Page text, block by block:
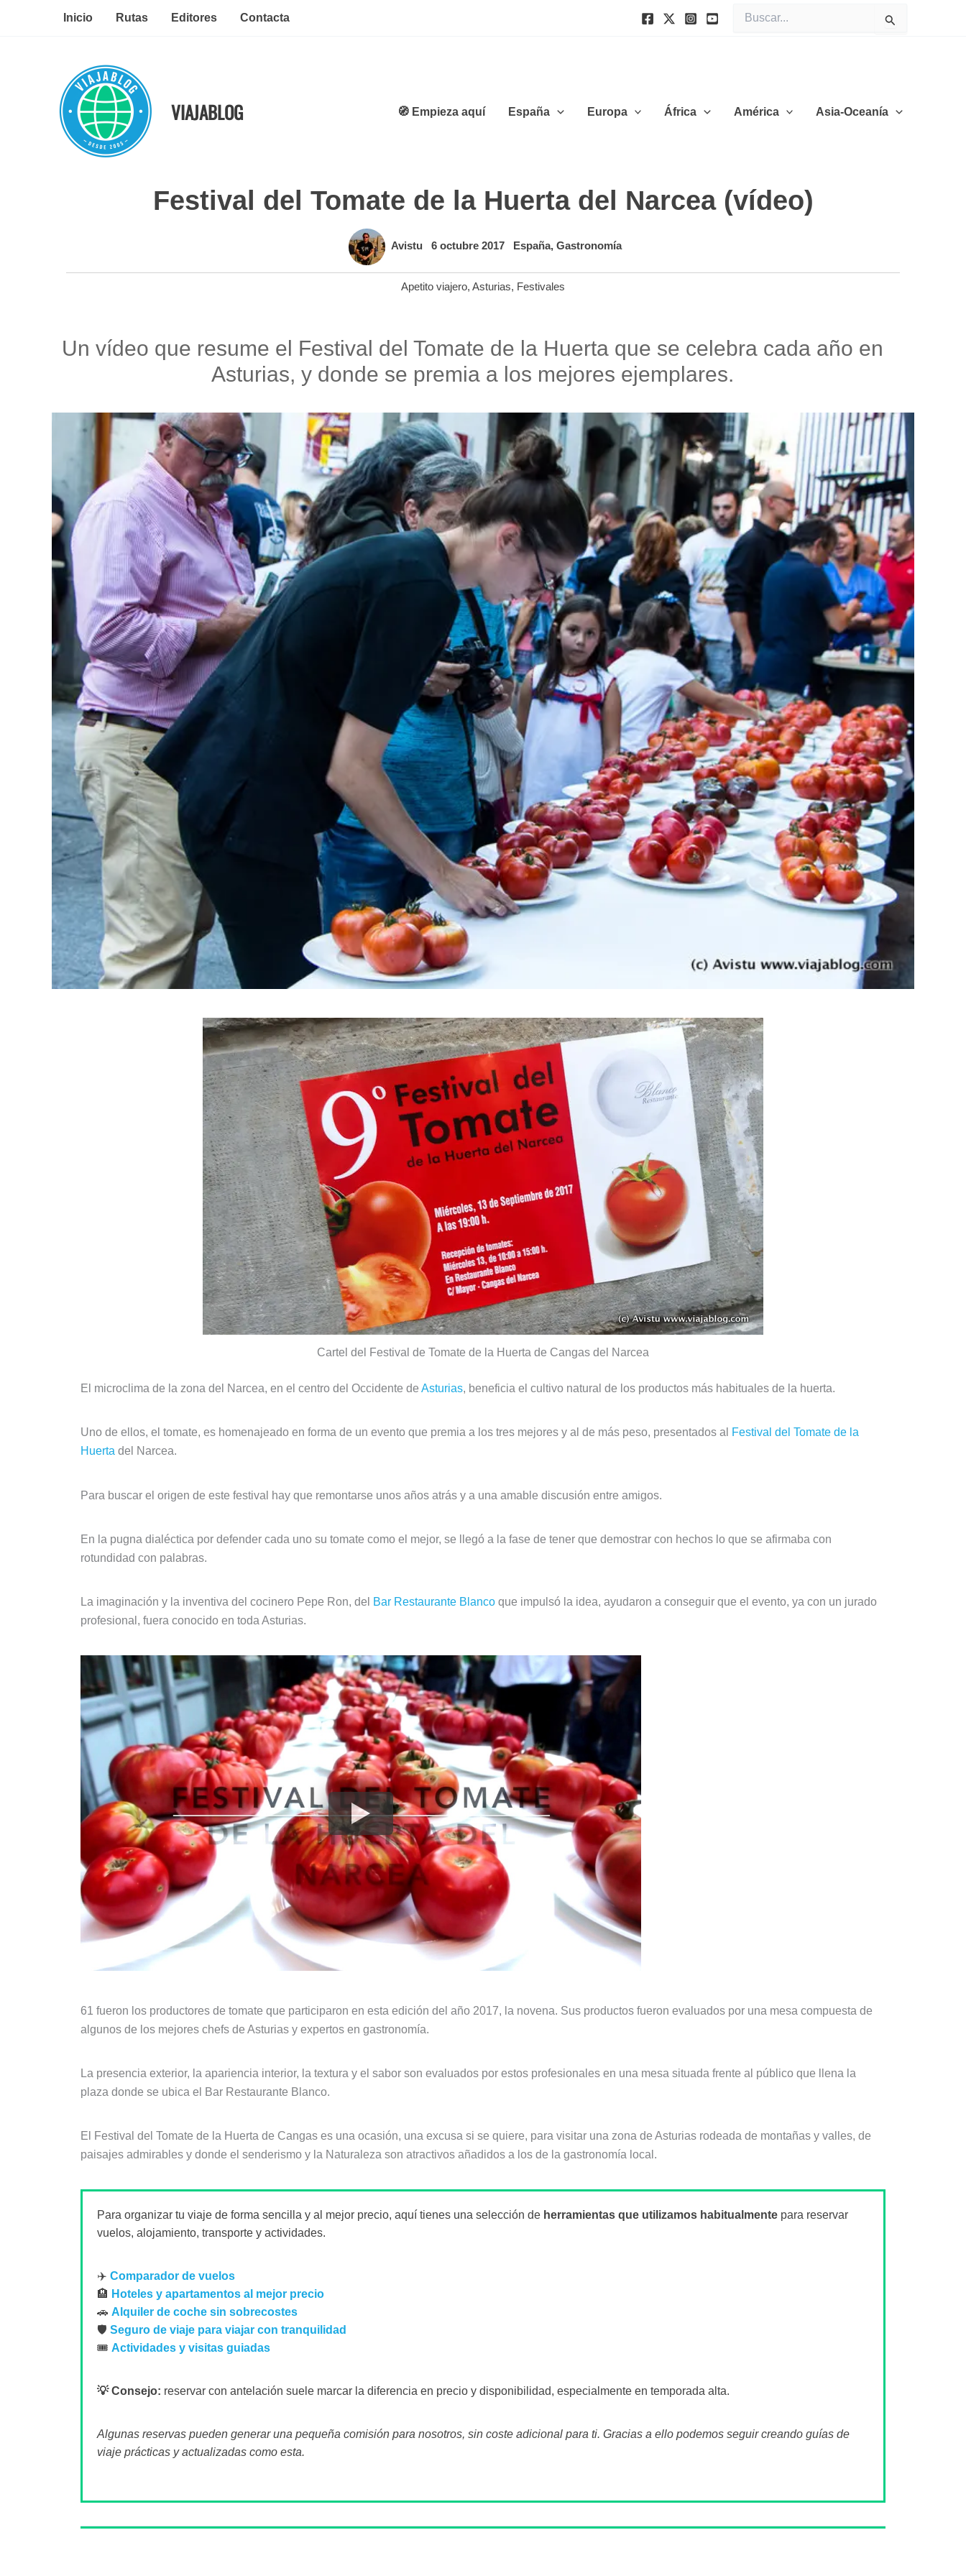
Inicio Rutas Editores Contacta
por:
VIAJABLOG 🧭 Empieza aquí España Europa África América Asia-Oceanía
Festival del Tomate de la Huerta del Narcea (vídeo)
Avistu 6 octubre 2017 España, Gastronomía
Apetito viajero, Asturias, Festivales
Un vídeo que resume el Festival del Tomate de la Huerta que se celebra cada año en
Asturias, y donde se premia a los mejores ejemplares.
Cartel del Festival de Tomate de la Huerta de Cangas del Narcea
El microclima de la zona del Narcea, en el centro del Occidente de Asturias, beneficia el cultivo natural de los productos más habituales de la huerta.
Uno de ellos, el tomate, es homenajeado en forma de un evento que premia a los tres mejores y al de más peso, presentados al Festival del Tomate de la
Huerta del Narcea.
Para buscar el origen de este festival hay que remontarse unos años atrás y a una amable discusión entre amigos.
En la pugna dialéctica por defender cada uno su tomate como el mejor, se llegó a la fase de tener que demostrar con hechos lo que se afirmaba con
rotundidad con palabras.
La imaginación y la inventiva del cocinero Pepe Ron, del Bar Restaurante Blanco que impulsó la idea, ayudaron a conseguir que el evento, ya con un jurado
profesional, fuera conocido en toda Asturias.
61 fueron los productores de tomate que participaron en esta edición del año 2017, la novena. Sus productos fueron evaluados por una mesa compuesta de
algunos de los mejores chefs de Asturias y expertos en gastronomía.
La presencia exterior, la apariencia interior, la textura y el sabor son evaluados por estos profesionales en una mesa situada frente al público que llena la
plaza donde se ubica el Bar Restaurante Blanco.
El Festival del Tomate de la Huerta de Cangas es una ocasión, una excusa si se quiere, para visitar una zona de Asturias rodeada de montañas y valles, de
paisajes admirables y donde el senderismo y la Naturaleza son atractivos añadidos a los de la gastronomía local.
Para organizar tu viaje de forma sencilla y al mejor precio, aquí tienes una selección de herramientas que utilizamos habitualmente para reservar
vuelos, alojamiento, transporte y actividades.
✈️ Comparador de vuelos
🏨 Hoteles y apartamentos al mejor precio
🚗 Alquiler de coche sin sobrecostes
🛡️ Seguro de viaje para viajar con tranquilidad
🎟️ Actividades y visitas guiadas
💡 Consejo: reservar con antelación suele marcar la diferencia en precio y disponibilidad, especialmente en temporada alta.
Algunas reservas pueden generar una pequeña comisión para nosotros, sin coste adicional para ti. Gracias a ello podemos seguir creando guías de
viaje prácticas y actualizadas como esta.